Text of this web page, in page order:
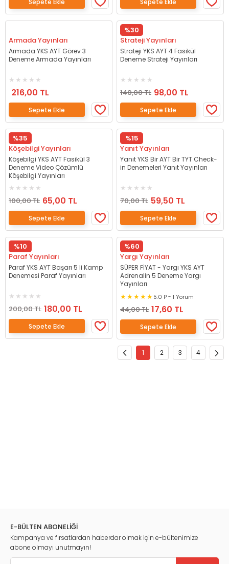
Armada Yayınları
Armada YKS AYT Görev 3
Deneme Armada Yayınları
216,00 TL
Sepete Ekle
%30
Strateji Yayınları
Strateji YKS AYT 4 Fasikül
Deneme Strateji Yayınları
140,00 TL 98,00 TL
Sepete Ekle
%35
Köşebilgi Yayınları
Köşebilgi YKS AYT Fasikül 3
Deneme Video Çözümlü
Köşebilgi Yayınları
100,00 TL 65,00 TL
Sepete Ekle
%15
Yanıt Yayınları
Yanıt YKS Bir AYT Bir TYT Check-
in Denemeleri Yanıt Yayınları
70,00 TL 59,50 TL
Sepete Ekle
%10
Paraf Yayınları
Paraf YKS AYT Başarı 5 li Kamp
Denemesi Paraf Yayınları
200,00 TL 180,00 TL
Sepete Ekle
%60
Yargı Yayınları
SÜPER FİYAT - Yargı YKS AYT
Adrenalin 5 Deneme Yargı
Yayınları
5.0 P - 1 Yorum
44,00 TL 17,60 TL
Sepete Ekle
1 2 3 4
E-BÜLTEN ABONELİĞİ
Kampanya ve fırsatlardan haberdar olmak için e-bültenimize
abone olmayı unutmayın!